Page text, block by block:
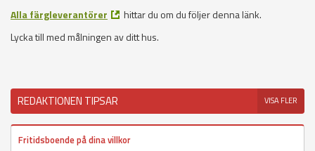
Alla färgleverantörer
hittar du om du följer denna länk.
Lycka till med målningen av ditt hus.
REDAKTIONEN TIPSAR VISA FLER
Fritidsboende på dina villkor